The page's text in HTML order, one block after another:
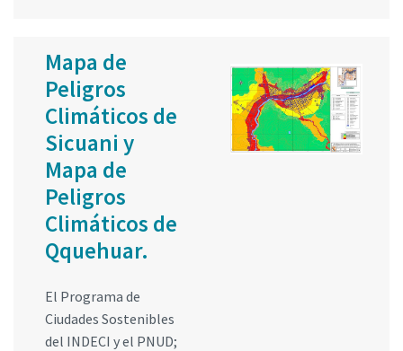
Mapa de
Peligros
Climáticos de
Sicuani y
Mapa de
Peligros
Climáticos de
Qquehuar.
El Programa de
Ciudades Sostenibles
del INDECI y el PNUD;